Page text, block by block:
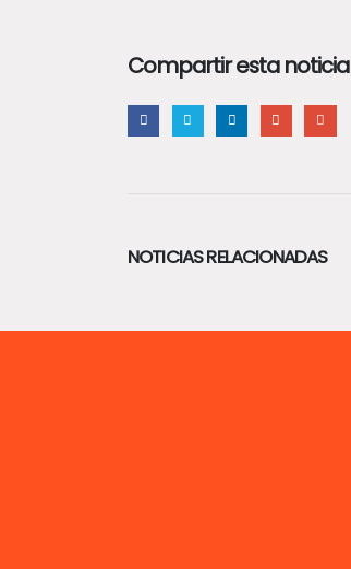
Compartir esta noticia
NOTICIAS RELACIONADAS